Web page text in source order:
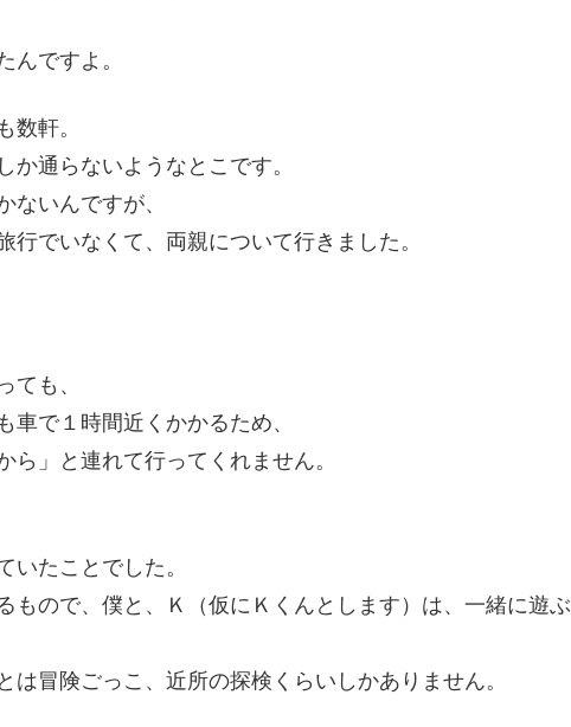
んですよ。
数軒。
通らないようなとこです。
ないんですが、
でいなくて、両親について行きました。
ても、
で１時間近くかかるため、
」と連れて行ってくれません。
いたことでした。
もので、僕と、Ｋ（仮にＫくんとします）は、一緒に遊ぶ
冒険ごっこ、近所の探検くらいしかありません。